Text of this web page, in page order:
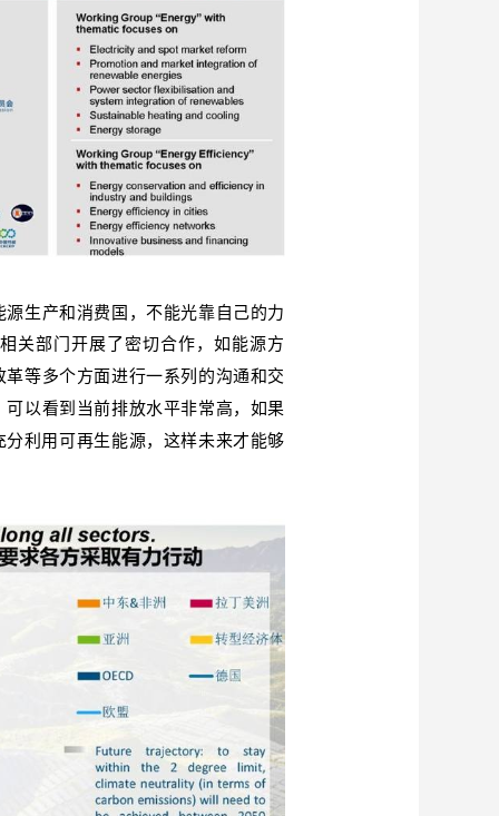
生产和消费国，不能光靠自己的力
关部门开展了密切合作，如能源方
等多个方面进行一系列的沟通和交
以看到当前排放水平非常高，如果
分利用可再生能源，这样未来才能够